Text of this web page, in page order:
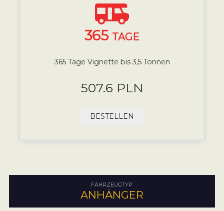
365 TAGE
365 Tage Vignette bis 3,5 Tonnen
507.6 PLN
BESTELLEN
FAHRZEUGTYP:
ANHÄNGER